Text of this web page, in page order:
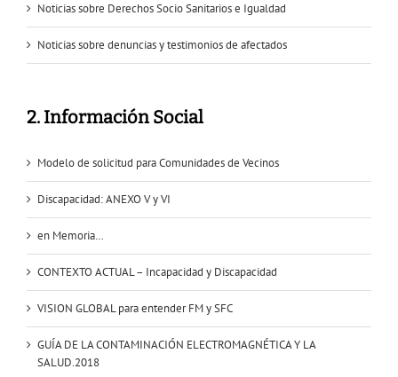
Noticias sobre Derechos Socio Sanitarios e Igualdad
Noticias sobre denuncias y testimonios de afectados
2. Información Social
Modelo de solicitud para Comunidades de Vecinos
Discapacidad: ANEXO V y VI
en Memoria…
CONTEXTO ACTUAL – Incapacidad y Discapacidad
VISION GLOBAL para entender FM y SFC
GUÍA DE LA CONTAMINACIÓN ELECTROMAGNÉTICA Y LA
SALUD.2018